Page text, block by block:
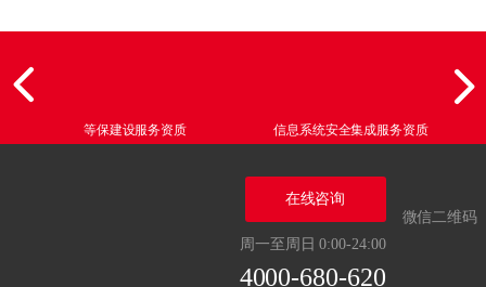
等保建设服务资质 信息系统安全集成服务资质
微信二维码
在线咨询
周一至周日 0:00-24:00
4000-680-620